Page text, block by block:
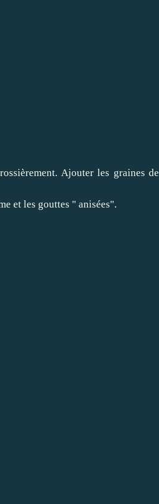
Ajouter les graines de
et les gouttes " anisées".